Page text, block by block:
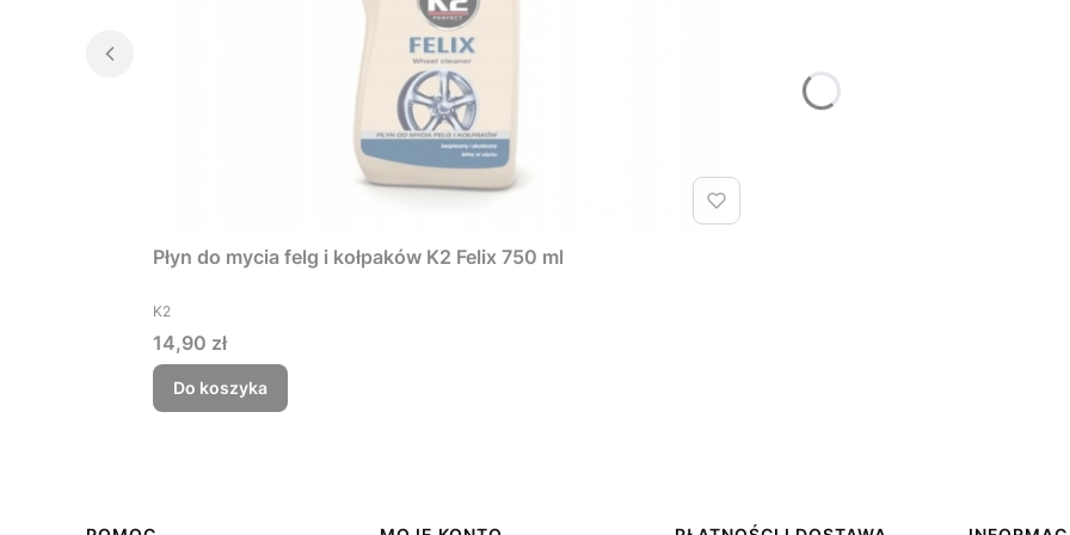
Płyn do mycia felg i kołpaków K2 Felix 750 ml
PRODUCENT
K2
Cena
14,90 zł
Do koszyka